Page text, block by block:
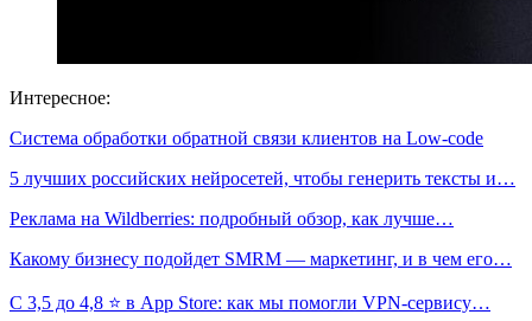
Интересное:
Система обработки обратной связи клиентов на Low-code
5 лучших российских нейросетей, чтобы генерить тексты и…
Реклама на Wildberries: подробный обзор, как лучше…
Какому бизнесу подойдет SMRM — маркетинг, и в чем его…
С 3,5 до 4,8 ⭐️ в App Store: как мы помогли VPN-сервису…